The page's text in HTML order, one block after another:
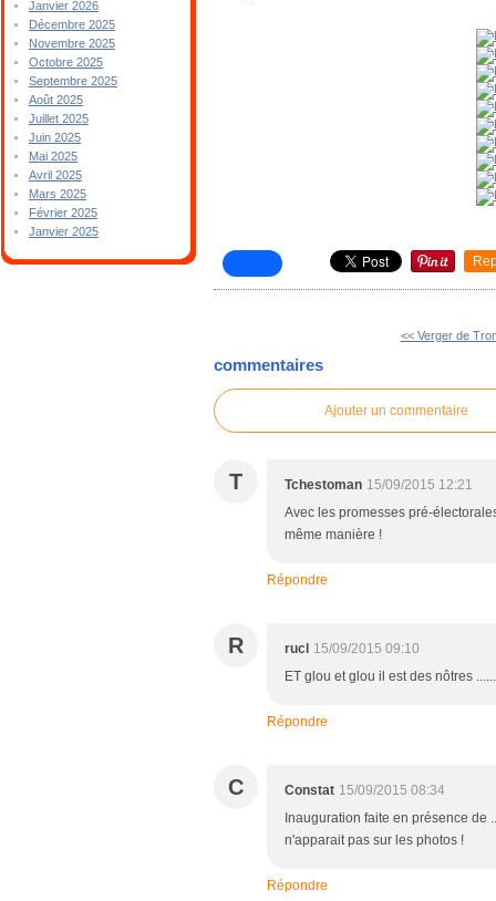
Janvier 2026
Décembre 2025
Novembre 2025
Octobre 2025
Septembre 2025
Août 2025
Juillet 2025
Juin 2025
Mai 2025
Avril 2025
Mars 2025
Février 2025
Janvier 2025
<< Verger de
commentaires
Ajouter un commentaire
T Tchestoman 15/09/2015 12:21
Avec les promesses pré-
même manière !
Répondre
R rucl 15/09/2015 09:10
ET glou et glou il est des nôtres
Répondre
C Constat 15/09/2015 08:34
Inauguration faite en présence de
n'apparait pas sur les photos !
Répondre